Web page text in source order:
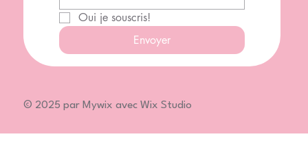
Oui je souscris!
Envoyer
© 2025 par Mywix avec Wix Studio